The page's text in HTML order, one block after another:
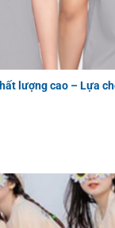
lượng cao – Lựa